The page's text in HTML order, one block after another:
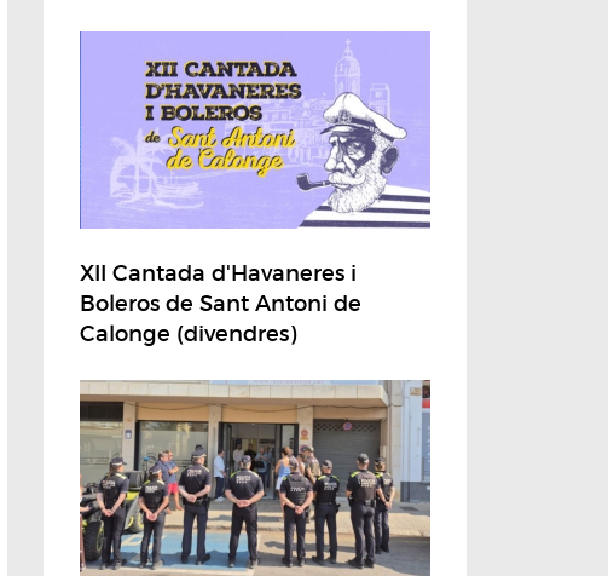
XII Cantada d'Havaneres i
Boleros de Sant Antoni de
Calonge (divendres)